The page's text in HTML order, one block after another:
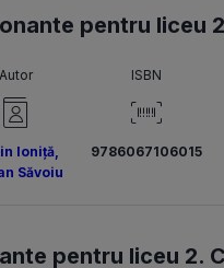
pentru liceu
Autor
Ioniță,
Săvoiu
ISBN
9786067106015
pentru liceu 2.